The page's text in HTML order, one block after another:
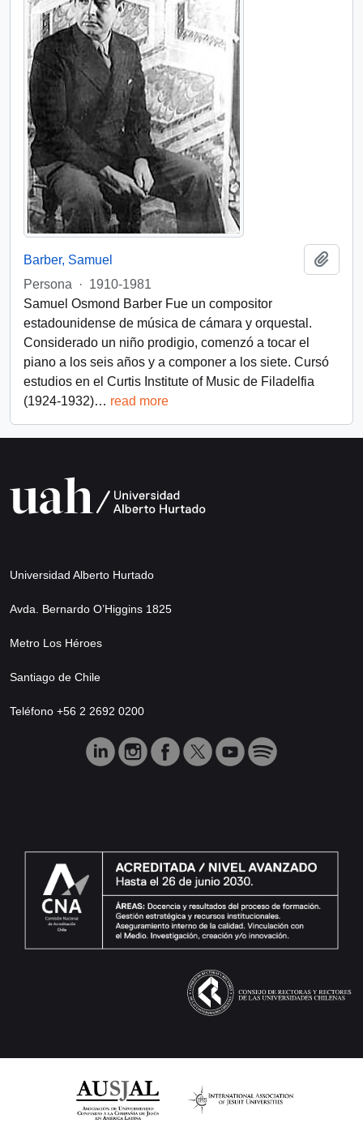
Barber, Samuel
Persona
· 1910-1981
Samuel Osmond Barber Fue un compositor
estadounidense de música de cámara y orquestal.
Considerado un niño prodigio, comenzó a tocar el
piano a los seis años y a componer a los siete. Cursó
estudios en el Curtis Institute of Music de Filadelfia
(1924-1932)… read more
Universidad Alberto Hurtado
Avda. Bernardo O’Higgins 1825
Metro Los Héroes
Santiago de Chile
Teléfono +56 2 2692 0200